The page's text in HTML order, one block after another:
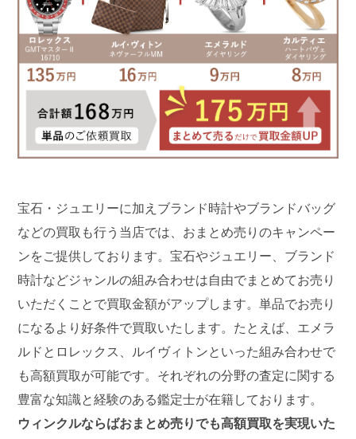
宝石・ジュエリーに加えブランド時計やブランドバッグ
などの買取も行う当店では、おまとめ売りのキャンペー
ンをご提供しております。宝石やジュエリー、ブランド
時計などジャンルの組み合わせは自由でまとめてお売り
いただくことで買取金額がアップします。単品でお売り
になるより好条件で買取いたします。たとえば、エメラ
ルドとロレックス、ルイヴィトンといった組み合わせで
も高額買取が可能です。それぞれの分野の査定に関する
豊富な知識と経験のある鑑定士が在籍しております。
ウィンクルならばおまとめ売りでも高額買取を実現いた